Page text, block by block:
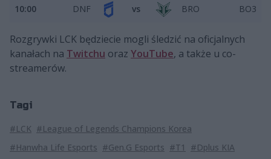
10:00 DNF vs BRO BO3
Rozgrywki LCK będziecie mogli śledzić na oficjalnych
kanałach na Twitchu oraz YouTube, a także u co-
streamerów.
Tagi
#LCK #League of Legends Champions Korea
#Hanwha Life Esports #Gen.G Esports #T1
#Dplus KIA